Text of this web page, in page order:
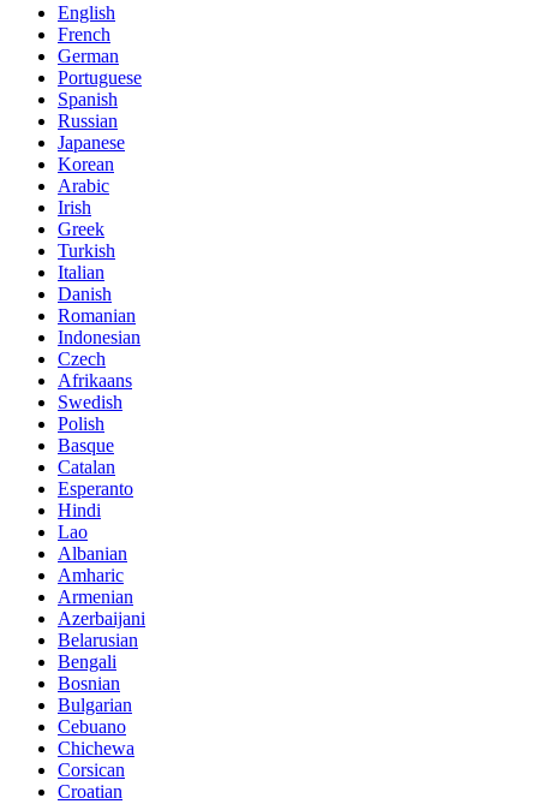
English
French
German
Portuguese
Spanish
Russian
Japanese
Korean
Arabic
Irish
Greek
Turkish
Italian
Danish
Romanian
Indonesian
Czech
Afrikaans
Swedish
Polish
Basque
Catalan
Esperanto
Hindi
Lao
Albanian
Amharic
Armenian
Azerbaijani
Belarusian
Bengali
Bosnian
Bulgarian
Cebuano
Chichewa
Corsican
Croatian